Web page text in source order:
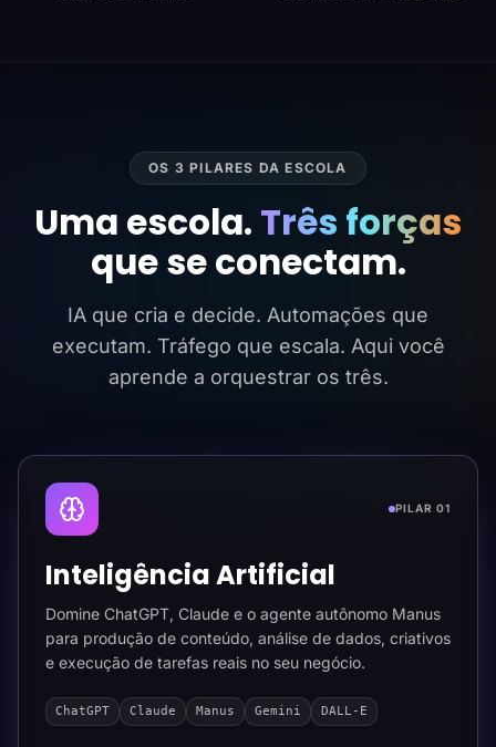
OS 3 PILARES DA ESCOLA
Uma escola. Três forças
que se conectam.
IA que cria e decide. Automações que
executam. Tráfego que escala. Aqui você
aprende a orquestrar os três.
PILAR 01
Inteligência Artificial
Domine ChatGPT, Claude e o agente autônomo Manus
para produção de conteúdo, análise de dados, criativos
e execução de tarefas reais no seu negócio.
ChatGPT Claude Manus Gemini DALL-E